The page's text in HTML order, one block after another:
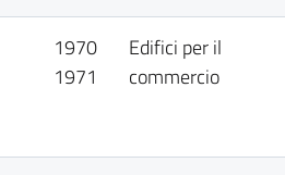
1970
1971
Edifici per il
commercio